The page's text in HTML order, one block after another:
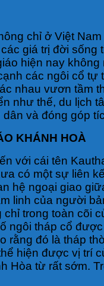
chỉ ở Việt
giá trị đời
hiện nay
các ngôi cổ
nhau vươn tầm
như thế, du lịch
và đóng góp
KHÁNH HOÀ
với cái tên
có một sự liên
hệ ngoại giao
linh của người
chỉ trong toàn cõi
ngôi tháp cổ
rằng đó là tháp
hiện được vị trí
Hòa từ rất sớm.